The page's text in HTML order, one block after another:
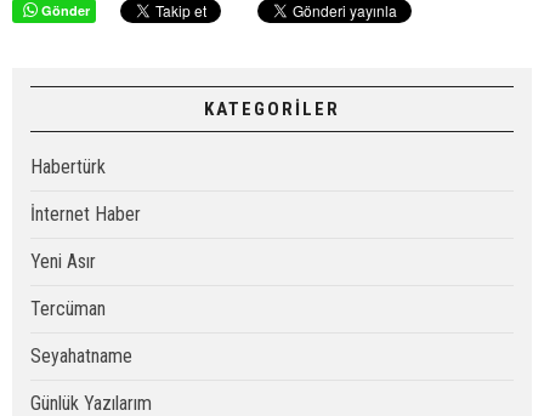
Gönder
KATEGORİLER
Habertürk
İnternet Haber
Yeni Asır
Tercüman
Seyahatname
Günlük Yazılarım